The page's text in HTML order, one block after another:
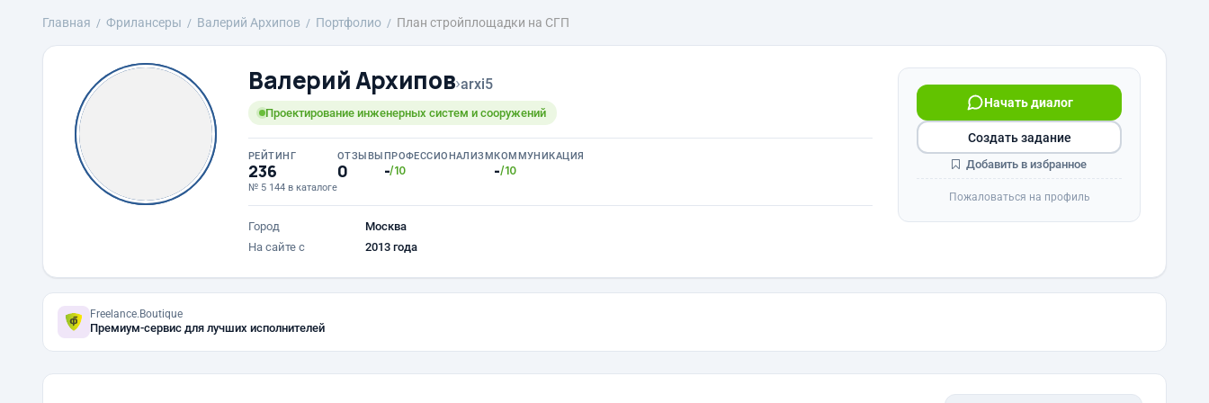
Главная Фрилансеры Валерий Архипов Портфолио План стройплощадки на СГП
Валерий Архипов›arxi5
Проектирование инженерных систем и сооружений
РЕЙТИНГ
236
№ 5 144 в каталоге
ОТЗЫВЫ
0
ПРОФЕССИОНАЛИЗМ
-/10
КОММУНИКАЦИЯ
-/10
Город
Москва
На сайте с
2013 года
Начать диалог
Создать задание
Добавить в избранное
Пожаловаться на профиль
Freelance.Boutique
Премиум-сервис для лучших исполнителей